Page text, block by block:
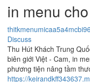
in menu
Discuss
Thu Hút Khách Trung
biên giới Việt - Cam, in
phương tiện nâng tầm
https://